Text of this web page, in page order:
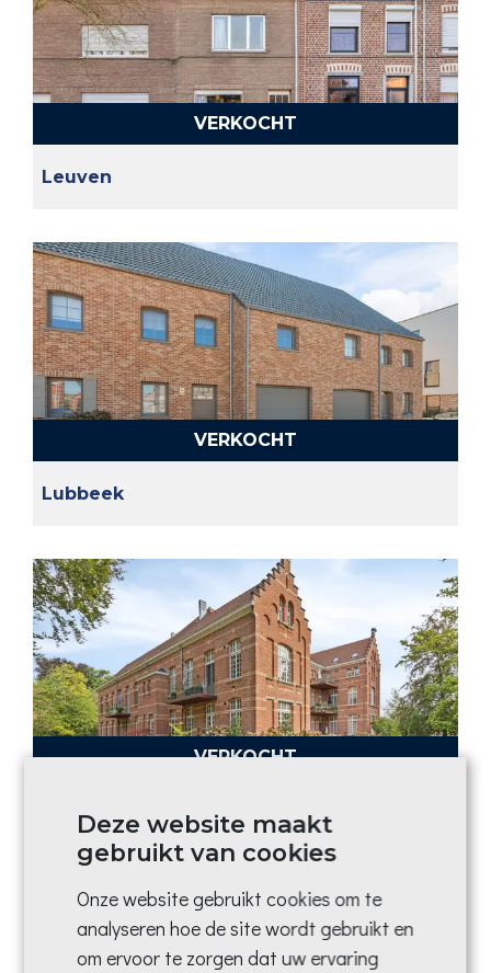
VERKOCHT
Leuven
VERKOCHT
Lubbeek
VERKOCHT
Bierbeek
Deze website maakt
gebruikt van cookies
Onze website gebruikt cookies om te
analyseren hoe de site wordt gebruikt en
om ervoor te zorgen dat uw ervaring